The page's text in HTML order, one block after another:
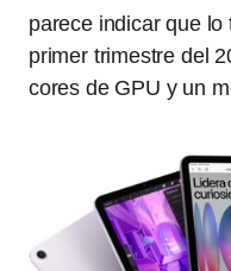
parece indicar que lo
primer trimestre del
cores de GPU y un